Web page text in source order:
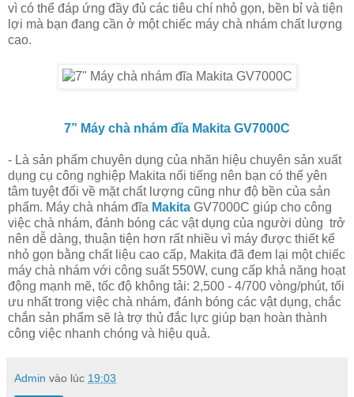
vì có thể đáp ứng đầy đủ các tiêu chí nhỏ gọn, bền bỉ và tiện
lợi mà bạn đang cần ở một chiếc máy chà nhám chất lượng
cao.
7” Máy chà nhám đĩa Makita GV7000C
- Là sản phẩm chuyên dụng của nhãn hiệu chuyên sản xuất
dụng cụ công nghiệp Makita nổi tiếng nên bạn có thể yên
tâm tuyệt đối về mặt chất lượng cũng như độ bền của sản
phẩm. Máy chà nhám đĩa Makita GV7000C giúp cho công
việc chà nhám, đánh bóng các vật dụng của người dùng trở
nên dễ dàng, thuận tiện hơn rất nhiều vì máy được thiết kế
nhỏ gọn bằng chất liệu cao cấp, Makita đã đem lại một chiếc
máy chà nhám với công suất 550W, cung cấp khả năng hoạt
động mạnh mẽ, tốc độ không tải: 2,500 - 4/700 vòng/phút, tối
ưu nhất trong việc chà nhám, đánh bóng các vật dụng, chắc
chắn sản phẩm sẽ là trợ thủ đắc lực giúp bạn hoàn thành
công việc nhanh chóng và hiệu quả.
Admin vào lúc 19:03